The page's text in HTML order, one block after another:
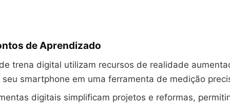
de Aprendizado
trena digital utilizam recursos de realidade
smartphone em uma ferramenta de medição
digitais simplificam projetos e reformas,